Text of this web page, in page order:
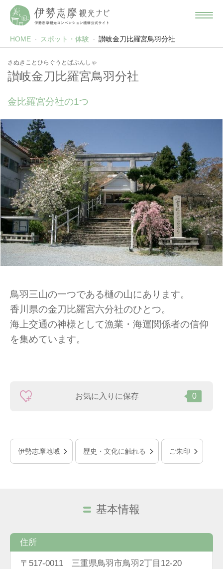
HOME スポット・体験 讃岐金刀比羅宮鳥羽分社
さぬきことひらぐうとばぶんしゃ
讃岐金刀比羅宮鳥羽分社
金比羅宮分社の1つ
鳥羽三山の一つである樋の山にあります。
香川県の金刀比羅宮六分社のひとつ。
海上交通の神様として漁業・海運関係者の信仰
を集めています。
お気に入りに保存 0
伊勢志摩地域 歴史・文化に触れる ご朱印
基本情報
住所
〒517-0011 三重県鳥羽市鳥羽2丁目12-20